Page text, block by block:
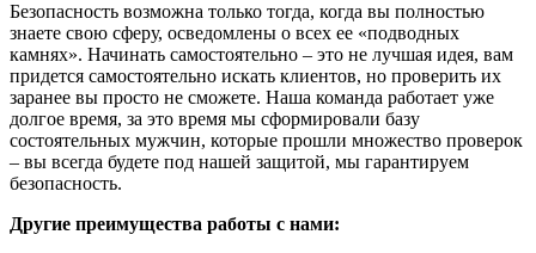
Безопасность возможна только тогда, когда вы полностью
знаете свою сферу, осведомлены о всех ее «подводных
камнях». Начинать самостоятельно – это не лучшая идея, вам
придется самостоятельно искать клиентов, но проверить их
заранее вы просто не сможете. Наша команда работает уже
долгое время, за это время мы сформировали базу
состоятельных мужчин, которые прошли множество проверок
– вы всегда будете под нашей защитой, мы гарантируем
безопасность.
Другие преимущества работы с нами: